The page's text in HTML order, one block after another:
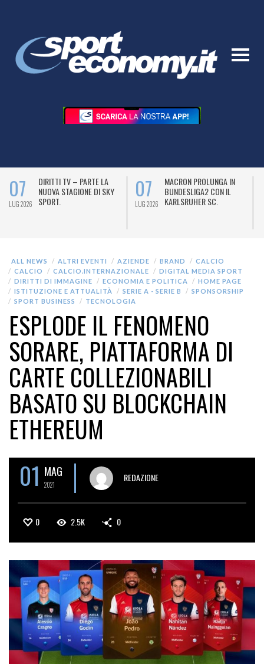
07
LUG 2026
DIRITTI TV – PARTE LA
NUOVA STAGIONE DI SKY
SPORT.
07
LUG 2026
MACRON PROLUNGA IN
BUNDESLIGA2 CON IL
KARLSRUHER SC.
ALL NEWS ALTRI EVENTI AZIENDE BRAND
CALCIO
CALCIO
CALCIO.INTERNAZIONALE
DIGITAL MEDIA SPORT
DIRITTI DI IMMAGINE
ECONOMIA E POLITICA
HOME PAGE
ISTITUZIONE E ATTUALITÀ
SERIE A - SERIE B
SPONSORSHIP
SPORT BUSINESS
TECNOLOGIA
ESPLODE IL FENOMENO
SORARE, PIATTAFORMA DI
CARTE COLLEZIONABILI
BASATO SU BLOCKCHAIN
ETHEREUM
01 MAG
2021
REDAZIONE
0 2.5K 0